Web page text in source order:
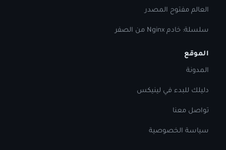
العالم مفتوح المصدر
سلسلة: خادم Nginx من الصفر
الموقع
المدونة
دليلك للبدء في لينيكس
تواصل معنا
سياسة الخصوصية